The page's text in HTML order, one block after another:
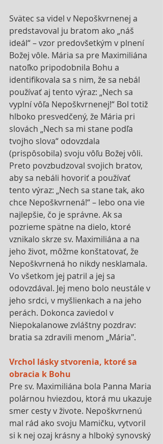
Svätec sa videl v Nepoškvrnenej a
predstavoval ju bratom ako „náš
ideál“ – vzor predovšetkým v plnení
Božej vôle. Mária sa pre Maximiliána
natoľko pripodobnila Bohu a
identifikovala sa s nim, že sa nebál
používať aj tento výraz: „Nech sa
vyplní vôľa Nepoškvrnenej!“ Bol totiž
hlboko presvedčený, že Mária pri
slovách „Nech sa mi stane podľa
tvojho slova“ odovzdala
(prispôsobila) svoju vôľu Božej vôli.
Preto povzbudzoval svojich bratov,
aby sa nebáli hovoriť a používať
tento výraz: „Nech sa stane tak, ako
chce Nepoškvrnená!“ – lebo ona vie
najlepšie, čo je správne. Ak sa
pozrieme spätne na dielo, ktoré
vznikalo skrze sv. Maximiliána a na
jeho život, môžme konštatovať, že
Nepoškvrnená ho nikdy nesklamala.
Vo všetkom jej patril a jej sa
odovzdával. Jej meno bolo neustále v
jeho srdci, v myšlienkach a na jeho
perách. Dokonca zaviedol v
Niepokalanowe zvláštny pozdrav:
bratia sa zdravili menom „Mária".
Vrchol lásky stvorenia, ktoré sa
obracia k Bohu
Pre sv. Maximiliána bola Panna Maria
polárnou hviezdou, ktorá mu ukazuje
smer cesty v živote. Nepoškvrnenú
mal rád ako svoju Mamičku, vytvoril
si k nej ozaj krásny a hlboký synovský